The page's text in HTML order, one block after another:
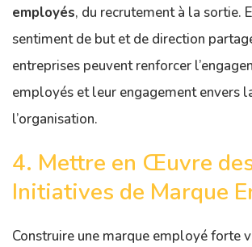
employés, du recrutement à la sortie.
sentiment de but et de direction
entreprises peuvent renforcer
employés et leur engagement envers
l’organisation.
4. Mettre en Œuvre
Initiatives de Marque
Construire une marque employé forte